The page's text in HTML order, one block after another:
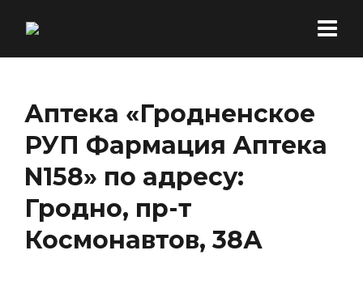
Аптека «Гродненское
РУП Фармация Аптека
N158» по адресу:
Гродно, пр-т
Космонавтов, 38А